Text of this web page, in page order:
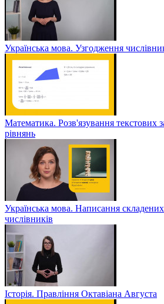
Українська мова. Узгодження
Математика. Розв'язування текстових
рівнянь
Українська мова. Написання
числівників
Історія. Правління Октавіана Августа